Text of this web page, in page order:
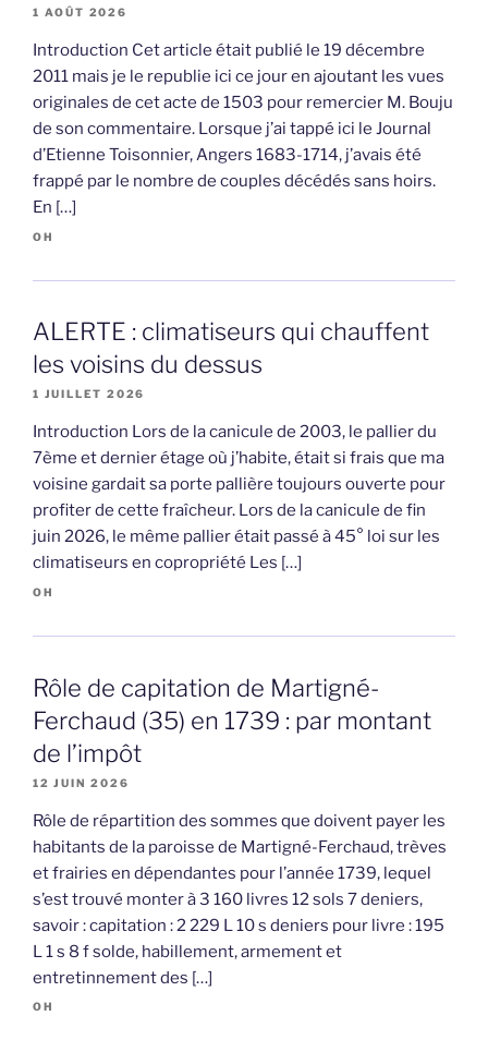
1 AOÛT 2026
Introduction Cet article était publié le 19 décembre
2011 mais je le republie ici ce jour en ajoutant les vues
originales de cet acte de 1503 pour remercier M. Bouju
de son commentaire. Lorsque j’ai tappé ici le Journal
d’Etienne Toisonnier, Angers 1683-1714, j’avais été
frappé par le nombre de couples décédés sans hoirs.
En […]
OH
ALERTE : climatiseurs qui chauffent
les voisins du dessus
1 JUILLET 2026
Introduction Lors de la canicule de 2003, le pallier du
7ème et dernier étage où j’habite, était si frais que ma
voisine gardait sa porte pallière toujours ouverte pour
profiter de cette fraîcheur. Lors de la canicule de fin
juin 2026, le même pallier était passé à 45° loi sur les
climatiseurs en copropriété Les […]
OH
Rôle de capitation de Martigné-
Ferchaud (35) en 1739 : par montant
de l’impôt
12 JUIN 2026
Rôle de répartition des sommes que doivent payer les
habitants de la paroisse de Martigné-Ferchaud, trèves
et frairies en dépendantes pour l’année 1739, lequel
s’est trouvé monter à 3 160 livres 12 sols 7 deniers,
savoir : capitation : 2 229 L 10 s deniers pour livre : 195
L 1 s 8 f solde, habillement, armement et
entretinnement des […]
OH